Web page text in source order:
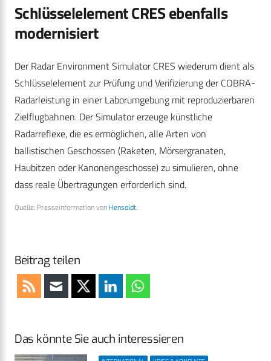
Schlüsselelement CRES ebenfalls
modernisiert
Der Radar Environment Simulator CRES wiederum dient als
Schlüsselelement zur Prüfung und Verifizierung der COBRA-
Radarleistung in einer Laborumgebung mit reproduzierbaren
Zielflugbahnen. Der Simulator erzeuge künstliche
Radarreflexe, die es ermöglichen, alle Arten von
ballistischen Geschossen (Raketen, Mörsergranaten,
Haubitzen oder Kanonengeschosse) zu simulieren, ohne
dass reale Übertragungen erforderlich sind.
Quelle: Presseinformation von Hensoldt.
Beitrag teilen
Das könnte Sie auch interessieren